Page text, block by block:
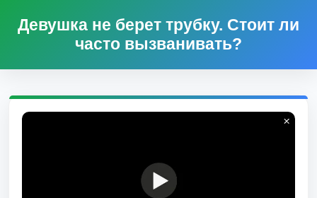
Девушка не берет трубку. Стоит ли
часто вызванивать?